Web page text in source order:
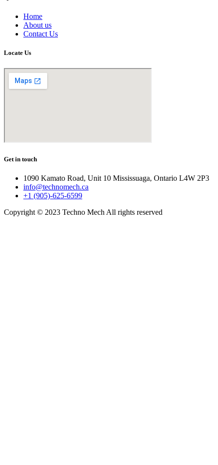
Home
About us
Contact Us
Locate Us
Get in touch
1090 Kamato Road, Unit 10 Mississuaga, Ontario L4W 2P3
info@technomech.ca
+1 (905)-625-6599
Copyright © 2023 Techno Mech All rights reserved